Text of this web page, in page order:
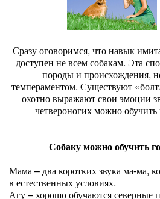
Сразу оговоримся, что навык
доступен не всем собакам. Эта
породы и происхождения,
темпераментом. Существуют
охотно выражают свои эмоции
четвероногих можно обучить
Собаку можно обучить
Мама – два коротких звука ма-ма,
в естественных условиях.
Агу – хорошо обучаются северные